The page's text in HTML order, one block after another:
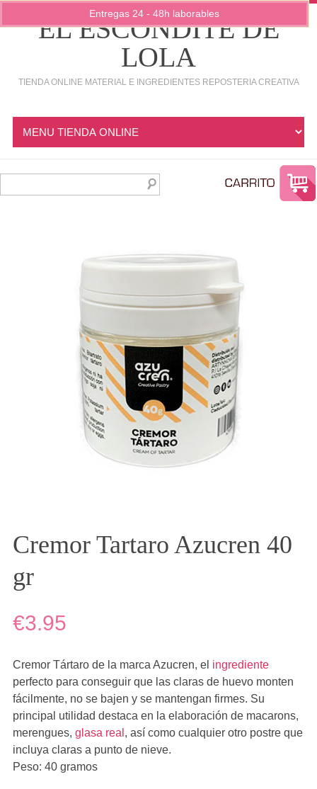
EL ESCONDITE DE
LOLA
TIENDA ONLINE MATERIAL E INGREDIENTES REPOSTERIA CREATIVA
Cremor Tartaro Azucren 40
gr
€3.95
Cremor Tártaro de la marca Azucren, el ingrediente
perfecto para conseguir que las claras de huevo monten
fácilmente, no se bajen y se mantengan firmes. Su
principal utilidad destaca en la elaboración de macarons,
merengues, glasa real , así como cualquier otro postre que
incluya claras a punto de nieve.
Peso: 40 gramos
Entregas 24 - 48h laborables